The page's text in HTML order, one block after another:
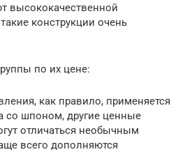
высококачественной
конструкции очень
по их цене:
как правило, применяется
со шпоном, другие ценные
отличаться необычным
всего дополняются